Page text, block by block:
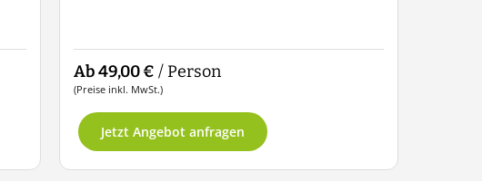
Ab 49,00 € / Person
(Preise inkl. MwSt.)
Jetzt Angebot anfragen